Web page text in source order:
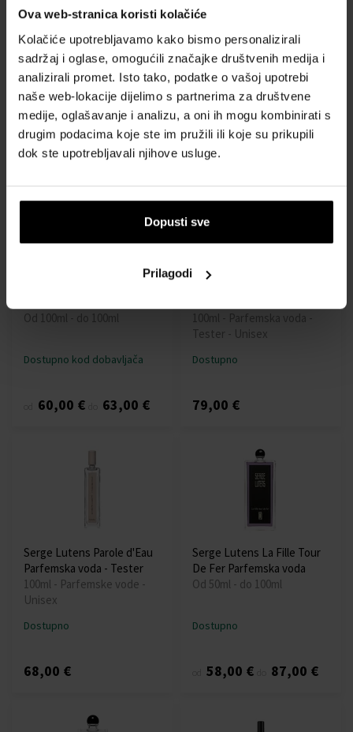
Ova web-stranica koristi kolačiće
Kolačiće upotrebljavamo kako bismo personalizirali
sadržaj i oglase, omogućili značajke društvenih medija i
analizirali promet. Isto tako, podatke o vašoj upotrebi
naše web-lokacije dijelimo s partnerima za društvene
medije, oglašavanje i analizu, a oni ih mogu kombinirati s
drugim podacima koje ste im pružili ili koje su prikupili
dok ste upotrebljavali njihove usluge.
Dopusti sve
Prilagodi
Majuscule Eau de Parfum
Parfemska voda
Od 50ml - do 100ml
Dostupno
62,00 € 90,00 €
Parfemska voda
Od 50ml - do 100ml
Dostupno
61,00 € 134,00 €
Serge Lutens L'Eau Serge
Od 100ml - do 100ml
Dostupno kod dobavljača
60,00 € 63,00 €
Serge Lutens Dans Le Bleu
100ml - Parfemska voda -
Tester - Unisex
Dostupno
79,00 €
Serge Lutens Parole d'Eau
Parfemska voda - Tester
100ml - Parfemske vode -
Unisex
Dostupno
68,00 €
Serge Lutens La Fille Tour
De Fer Parfemska voda
Od 50ml - do 100ml
Dostupno
58,00 € 87,00 €